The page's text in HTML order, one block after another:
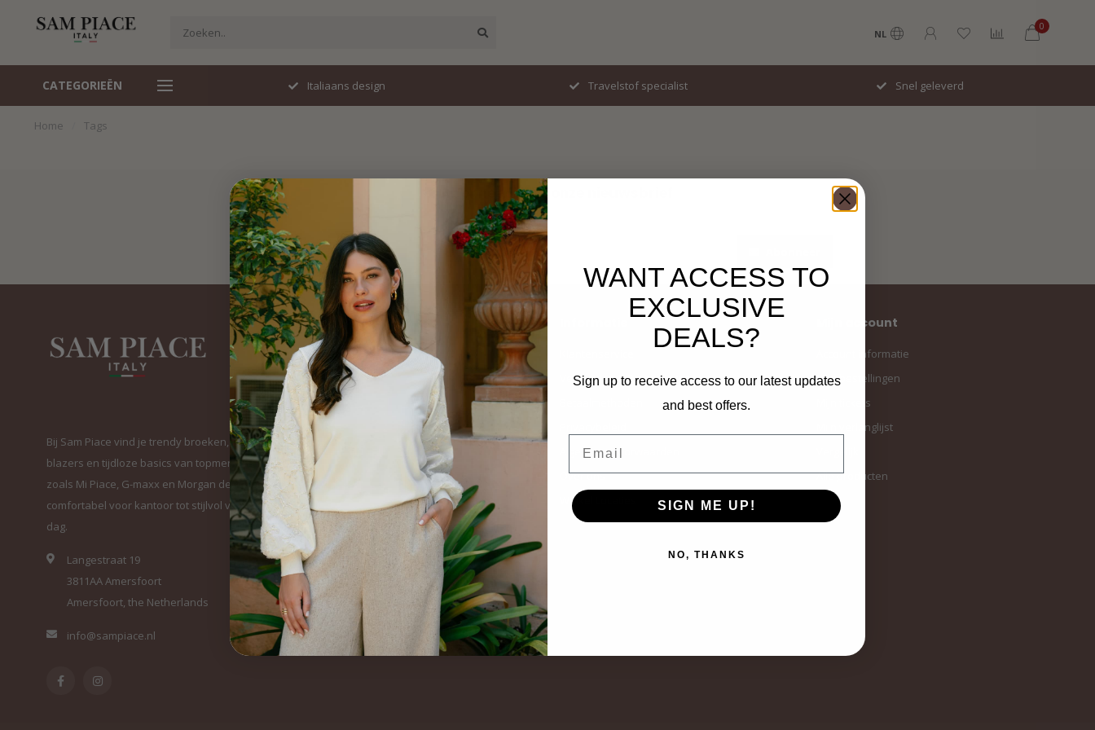
NL
0
CATEGORIEËN
Perfecte pasvorm Italiaans design Travelstof specialist Snel geleverd
Home Tags
Abonneer je op onze nieuwsbrief
Blijf op de hoogte over onze laatste acties
Bij Sam Piace vind je trendy broeken, elegante
blazers en tijdloze basics van topmerken
zoals Mi Piace, G-maxx en Morgan de Toi. Van
comfortabel voor kantoor tot stijlvol voor elke
dag.
Langestraat 19
3811AA Amersfoort
Amersfoort, the Netherlands
info@sampiace.nl
Verzenden & Retourneren
Algemene voorwaarden
Over ons
Winkel Locaties
Mijn account
Account informatie
Mijn bestellingen
Mijn tickets
Mijn verlanglijst
Alle producten
WANT ACCESS TO
EXCLUSIVE
DEALS?
Sign up to receive access to our latest updates
and best offers.
SIGN ME UP!
NO, THANKS